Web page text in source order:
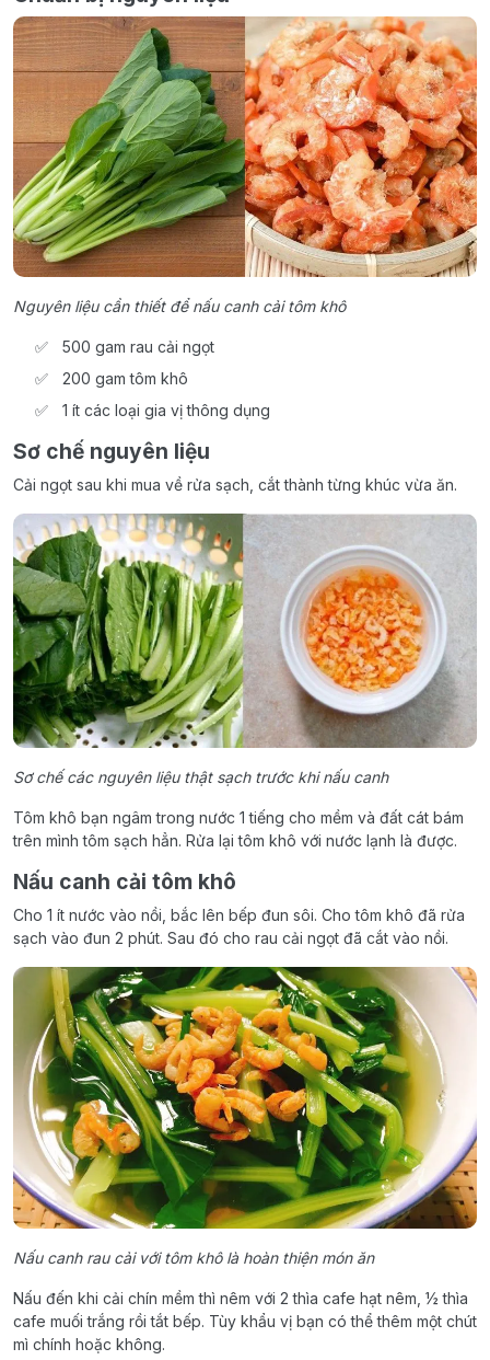
Nguyên liệu cần thiết để nấu canh cải tôm khô
500 gam rau cải ngọt
200 gam tôm khô
1 ít các loại gia vị thông dụng
Sơ chế nguyên liệu
Cải ngọt sau khi mua về rửa sạch, cắt thành từng khúc vừa ăn.
Sơ chế các nguyên liệu thật sạch trước khi nấu canh
Tôm khô bạn ngâm trong nước 1 tiếng cho mềm và đất cát bám
trên mình tôm sạch hẳn. Rửa lại tôm khô với nước lạnh là được.
Nấu canh cải tôm khô
Cho 1 ít nước vào nồi, bắc lên bếp đun sôi. Cho tôm khô đã rửa
sạch vào đun 2 phút. Sau đó cho rau cải ngọt đã cắt vào nồi.
Nấu canh rau cải với tôm khô là hoàn thiện món ăn
Nấu đến khi cải chín mềm thì nêm với 2 thìa cafe hạt nêm, ½ thìa
cafe muối trắng rồi tắt bếp. Tùy khẩu vị bạn có thể thêm một chút
mì chính hoặc không.